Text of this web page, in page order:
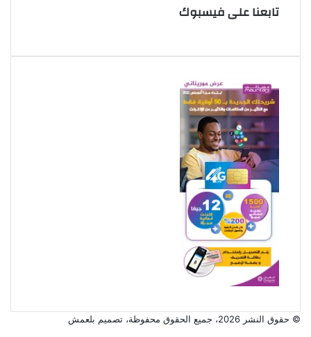
تابعنا على فيسبوك
© حقوق النشر 2026، جميع الحقوق محفوظة، تصميم
بلعمش